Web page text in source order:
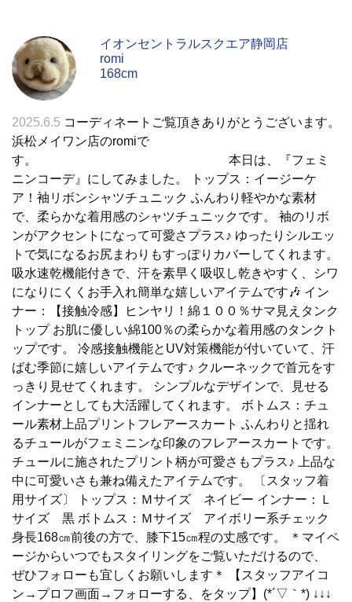
イオンセントラルスクエア静岡店
romi
168cm
2025.6.5 コーディネートご覧頂きありがとうございます。
浜松メイワン店のromiで
す。 本日は、『フェミ
ニンコーデ』にしてみました。 トップス：イージーケ
ア！袖リボンシャツチュニック ふんわり軽やかな素材
で、柔らかな着用感のシャツチュニックです。 袖のリボ
ンがアクセントになって可愛さプラス♪ ゆったりシルエッ
トで気になるお尻まわりもすっぽりカバーしてくれます。
吸水速乾機能付きで、汗を素早く吸収し乾きやすく、シワ
になりにくくお手入れ簡単な嬉しいアイテムです🎶 イン
ナー：【接触冷感】ヒンヤリ！綿１００％サマ見えタンク
トップ お肌に優しい綿100％の柔らかな着用感のタンクト
ップです。 冷感接触機能とUV対策機能が付いていて、汗
ばむ季節に嬉しいアイテムです♪ クルーネックで首元をす
っきり見せてくれます。 シンプルなデザインで、見せる
インナーとしても大活躍してくれます。 ボトムス：チュ
ール素材上品プリントフレアースカート ふんわりと揺れ
るチュールがフェミニンな印象のフレアースカートです。
チュールに施されたプリント柄が可愛さもプラス♪ 上品な
中に可愛いさも兼ね備えたアイテムです。 〔スタッフ着
用サイズ〕 トップス：Ｍサイズ ネイビー インナー：Ｌ
サイズ 黒 ボトムス：Ｍサイズ アイボリー系チェック
身長168㎝前後の方で、膝下15㎝程の丈感です。 ＊マイペ
ージからいつでもスタイリングをご覧いただけるので、
ぜひフォローも宜しくお願いします＊ 【スタッフアイコ
ン→プロフ画面→フォローする、をタップ】(*´▽｀*) ↓↓↓